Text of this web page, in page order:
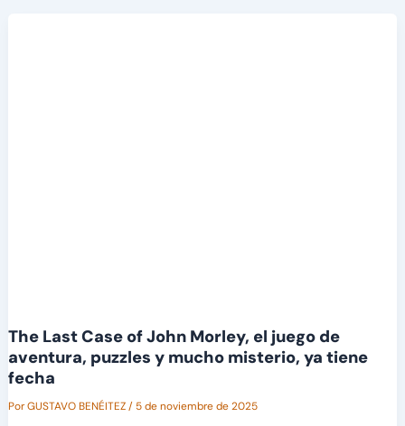
The Last Case of John Morley, el juego de
aventura, puzzles y mucho misterio, ya tiene
fecha
PorGUSTAVO BENÉITEZ/ 5 de noviembre de 2025